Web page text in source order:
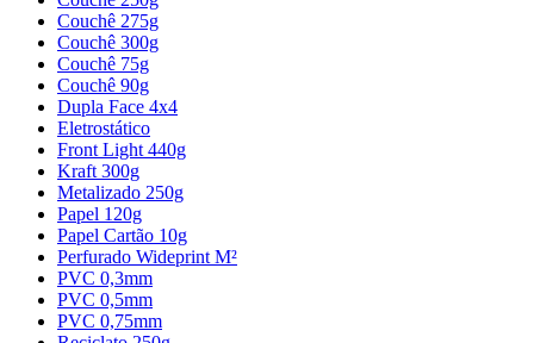
Couchê 275g
Couchê 300g
Couchê 75g
Couchê 90g
Dupla Face 4x4
Eletrostático
Front Light 440g
Kraft 300g
Metalizado 250g
Papel 120g
Papel Cartão 10g
Perfurado Wideprint M²
PVC 0,3mm
PVC 0,5mm
PVC 0,75mm